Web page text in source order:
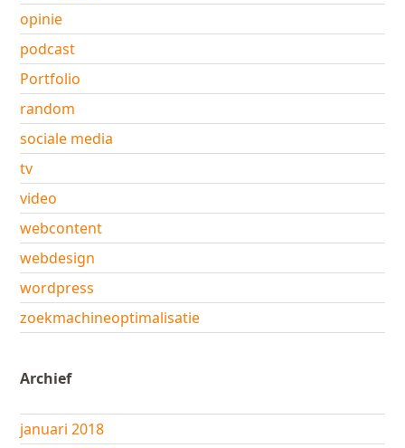
opinie
podcast
Portfolio
random
sociale media
tv
video
webcontent
webdesign
wordpress
zoekmachineoptimalisatie
Archief
januari 2018